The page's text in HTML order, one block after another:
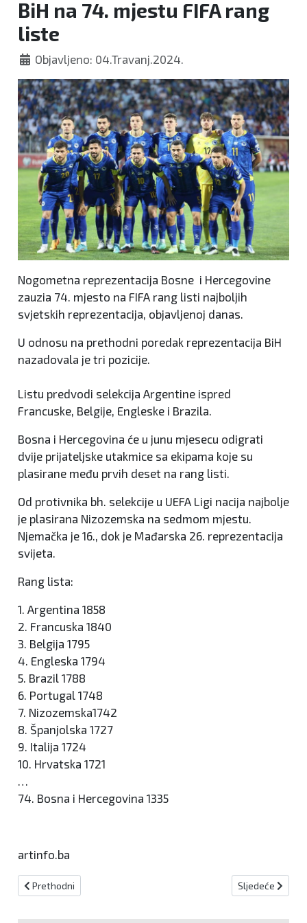
BiH na 74. mjestu FIFA rang
liste
Objavljeno: 04.Travanj.2024.
Nogometna reprezentacija Bosne i Hercegovine
zauzia 74. mjesto na FIFA rang listi najboljih
svjetskih reprezentacija, objavljenoj danas.
U odnosu na prethodni poredak reprezentacija BiH
nazadovala je tri pozicije.
Listu predvodi selekcija Argentine ispred
Francuske, Belgije, Engleske i Brazila.
Bosna i Hercegovina će u junu mjesecu odigrati
dvije prijateljske utakmice sa ekipama koje su
plasirane među prvih deset na rang listi.
Od protivnika bh. selekcije u UEFA Ligi nacija najbolje
je plasirana Nizozemska na sedmom mjestu.
Njemačka je 16., dok je Mađarska 26. reprezentacija
svijeta.
Rang lista:
1. Argentina 1858
2. Francuska 1840
3. Belgija 1795
4. Engleska 1794
5. Brazil 1788
6. Portugal 1748
7. Nizozemska1742
8. Španjolska 1727
9. Italija 1724
10. Hrvatska 1721
…
74. Bosna i Hercegovina 1335
artinfo.ba
Prethodni članak: KISELJAK Stotine djece prijavljeno za dječju
Prethodni Sljedeći
Sljedeće